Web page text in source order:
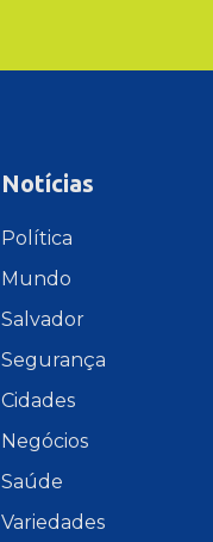
Notícias
Política
Mundo
Salvador
Segurança
Cidades
Negócios
Saúde
Variedades